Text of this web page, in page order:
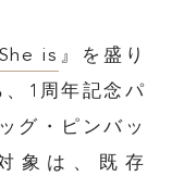
She is 』を盛り
1周年記念パ
グ・ピンバッ
象は、既存